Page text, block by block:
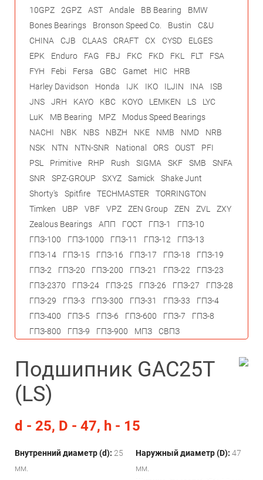
Подшипник GAC25T
(LS)
d - 25, D - 47, h - 15
Внутренний диаметр (d): 25
мм.
Наружный диаметр (D): 47
мм.
10GPZ 2GPZ AST Andale BB Bearing
BMW
Bones Bearings
Bronson Speed Co. Bustin
C&U
CHINA
CJB CLAAS CRAFT CX CYSD
ELGES
EPK
Enduro FAG FBJ FKC FKD FKL FLT
FSA
FYH
Febi Fersa GBC Gamet HIC
HRB
Harley Davidson
Honda IJK IKO ILJIN INA
ISB
JNS
JRH KAYO KBC KOYO LEMKEN LS
LYC
LuK
MB Bearing MPZ
Modus Speed Bearings
NACHI
NBK NBS NBZH NKE NMB NMD
NRB
NSK
NTN NTN-SNR National ORS OUST
PFI
PSL
Primitive RHP Rush SIGMA SKF SMB
SNFA
SNR
SPZ-GROUP SXYZ Samick
Shake Junt
Shorty's
Spitfire TECHMASTER
TORRINGTON
Timken
UBP VBF VPZ ZEN Group ZEN ZVL
ZXY
Zealous Bearings
АПП ГОСТ ГПЗ-1
ГПЗ-10
ГПЗ-100
ГПЗ-1000 ГПЗ-11 ГПЗ-12
ГПЗ-13
ГПЗ-14
ГПЗ-15 ГПЗ-16 ГПЗ-17 ГПЗ-18
ГПЗ-19
ГПЗ-2
ГПЗ-20 ГПЗ-200 ГПЗ-21 ГПЗ-22
ГПЗ-23
ГПЗ-2370
ГПЗ-24 ГПЗ-25 ГПЗ-26 ГПЗ-27
ГПЗ-28
ГПЗ-29
ГПЗ-3 ГПЗ-300 ГПЗ-31 ГПЗ-33
ГПЗ-4
ГПЗ-400
ГПЗ-5 ГПЗ-6 ГПЗ-600 ГПЗ-7
ГПЗ-8
ГПЗ-800
ГПЗ-9 ГПЗ-900 МПЗ СВПЗ